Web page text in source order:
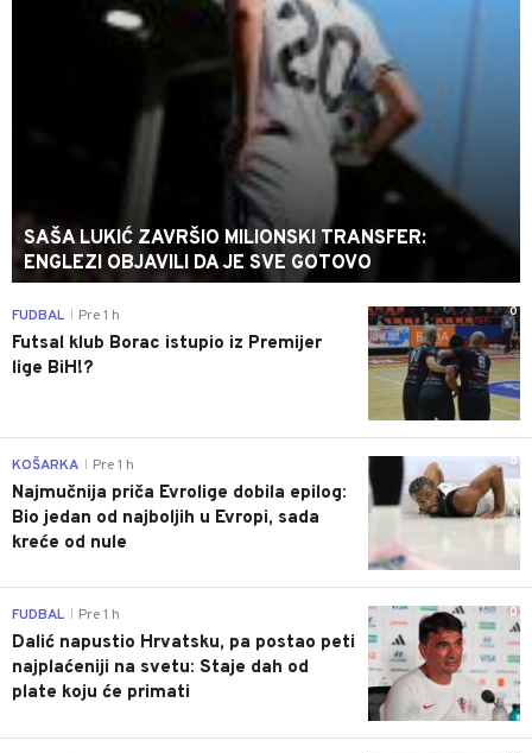
SAŠA LUKIĆ ZAVRŠIO MILIONSKI TRANSFER:
ENGLEZI OBJAVILI DA JE SVE GOTOVO
0
FUDBAL Pre 1 h
Futsal klub Borac istupio iz Premijer
lige BiH!?
0
KOŠARKA Pre 1 h
Najmučnija priča Evrolige dobila epilog:
Bio jedan od najboljih u Evropi, sada
kreće od nule
0
FUDBAL Pre 1 h
Dalić napustio Hrvatsku, pa postao peti
najplaćeniji na svetu: Staje dah od
plate koju će primati